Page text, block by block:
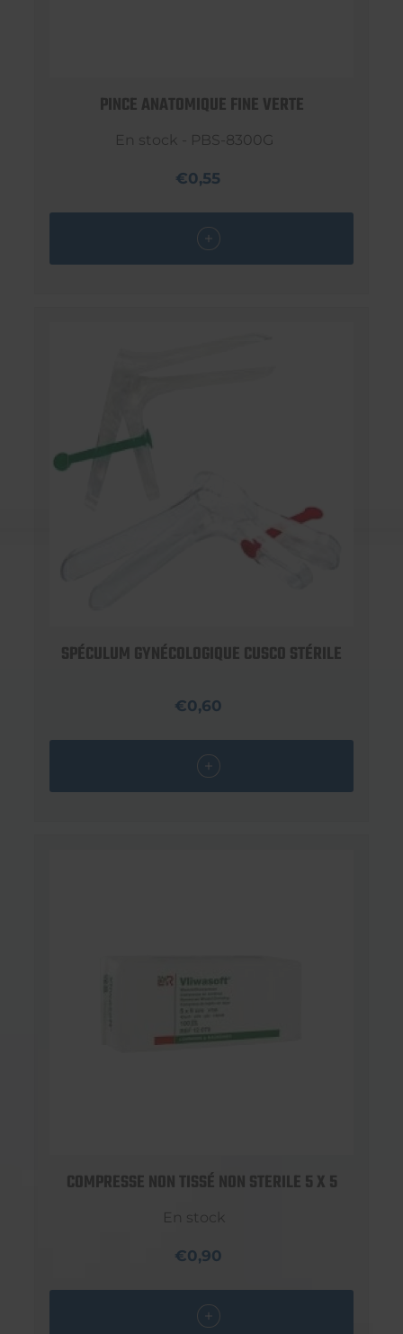
PINCE ANATOMIQUE FINE VERTE
En stock - PBS-8300G
€0,55
SPÉCULUM GYNÉCOLOGIQUE CUSCO STÉRILE
€0,60
COMPRESSE NON TISSÉ NON STERILE 5 X 5
En stock
€0,90